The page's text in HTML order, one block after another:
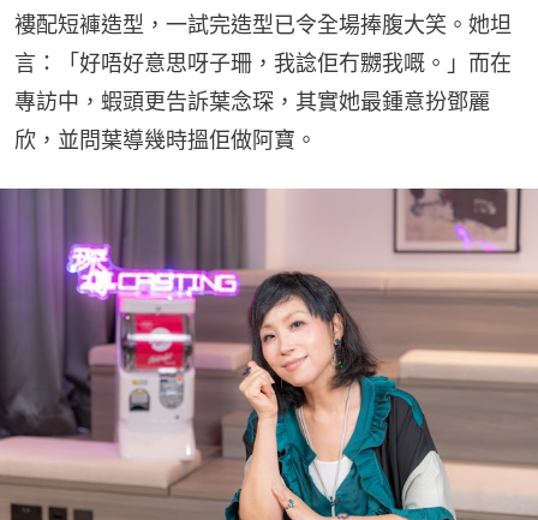
褸配短褲造型，一試完造型已令全場捧腹大笑。她坦
言：「好唔好意思呀子珊，我諗佢冇嬲我嘅。」而在
專訪中，蝦頭更告訴葉念琛，其實她最鍾意扮鄧麗
欣，並問葉導幾時搵佢做阿寶。